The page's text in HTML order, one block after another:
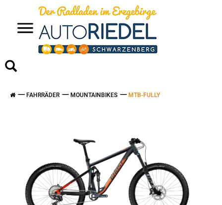
FAHRRÄDER MOUNTAINBIKES MTB-FULLY